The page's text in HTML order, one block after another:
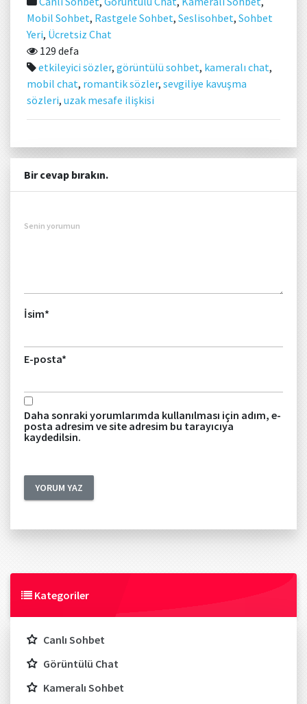
Mobil Sohbet, Rastgele Sohbet, Seslisohbet, Sohbet
Yeri, Ücretsiz Chat
129 defa
etkileyici sözler, görüntülü sohbet, kameralı chat,
mobil chat, romantik sözler, sevgiliye kavuşma
sözleri, uzak mesafe ilişkisi
Bir cevap bırakın.
Senin yorumun
İsim*
E-posta*
Daha sonraki yorumlarımda kullanılması için adım, e-
posta adresim ve site adresim bu tarayıcıya
kaydedilsin.
Kategoriler
Canlı Sohbet
Görüntülü Chat
Kameralı Sohbet